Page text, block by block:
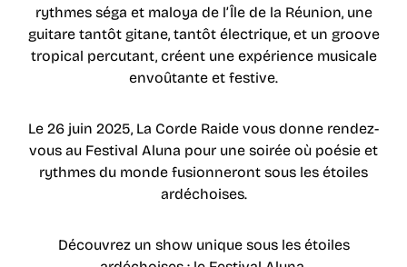
rythmes séga et maloya de l’Île de la Réunion, une
guitare tantôt gitane, tantôt électrique, et un groove
tropical percutant, créent une expérience musicale
envoûtante et festive.
Le 26 juin 2025, La Corde Raide vous donne rendez-
vous au Festival Aluna pour une soirée où poésie et
rythmes du monde fusionneront sous les étoiles
ardéchoises.
Découvrez un show unique sous les étoiles